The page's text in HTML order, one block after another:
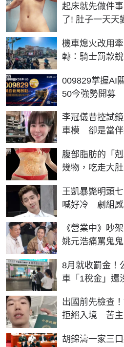
起床就先做件
了! 肚子一天天
PR
機車熄火改用
轉：騎士罰款
009829掌握AI
50今強勢開募
PR
李冠儀昔控試
車模 卻是當伴
腹部脂肪的「
幾物，吃走大
PR
王凱暴斃明頭
喊好冷 劇組感
《營業中》吵
姚元浩痛罵鬼
8月就收罰金！
車「1稅金」
出國前先檢查
拒絕入境 苦主
胡錦濤一家三